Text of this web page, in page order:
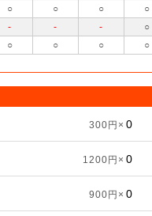
○ ○ ○
○
- - -
○
○ ○ ○ ○
300円×
1200円×
900円×